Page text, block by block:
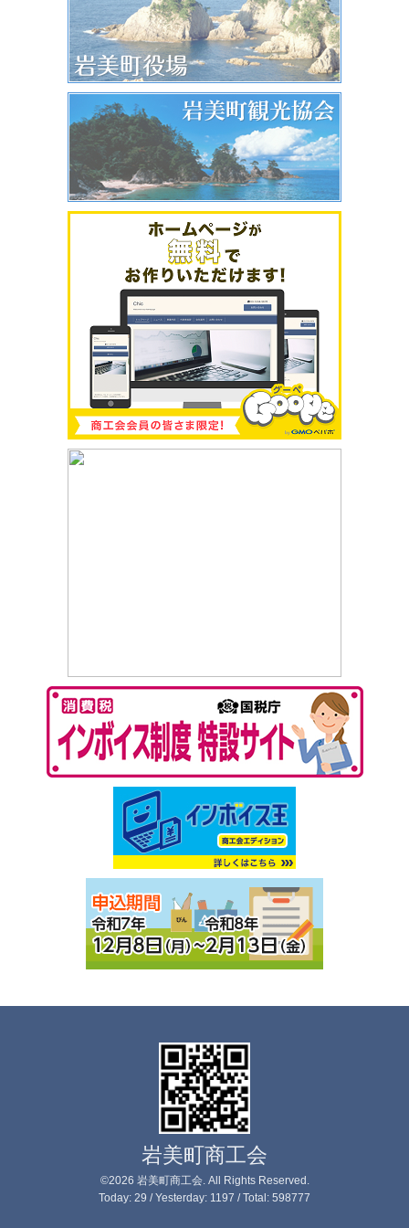
岩美町商工会
©2026 岩美町商工会. All Rights Reserved.
Today: 29 / Yesterday: 1197 / Total: 598777